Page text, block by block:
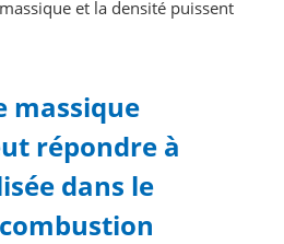
et la densité puissent
massique
répondre à
dans le